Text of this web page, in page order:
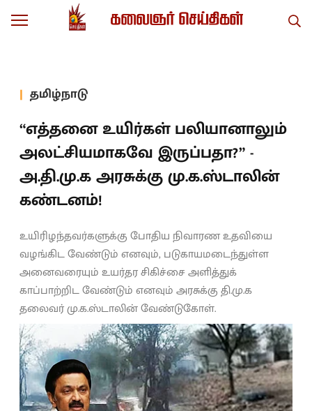
தமிழ்நாடு
“எத்தனை உயிர்கள் பலியானாலும்
அலட்சியமாகவே இருப்பதா?” -
அ.தி.மு.க அரசுக்கு மு.க.ஸ்டாலின்
கண்டனம்!
உயிரிழந்தவர்களுக்கு போதிய நிவாரண உதவியை
வழங்கிட வேண்டும் எனவும், படுகாயமடைந்துள்ள
அனைவரையும் உயர்தர சிகிச்சை அளித்துக்
காப்பாற்றிட வேண்டும் எனவும் அரசுக்கு தி.மு.க
தலைவர் மு.க.ஸ்டாலின் வேண்டுகோள்.